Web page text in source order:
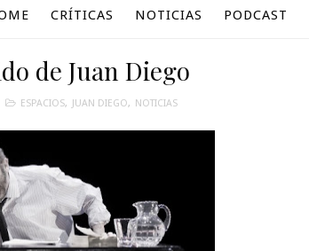
CRÍTICAS NOTICIAS PODCAST
de Juan Diego
ESPACIOS, JUAN DIEGO, NOTICIAS